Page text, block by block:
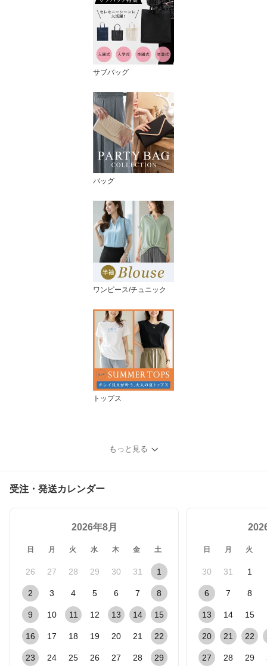
サブバッグ
バッグ
ワンピース/チュニック
トップス
もっと見る
受注・発送カレンダー
2026年8月
日 月 火 水 木 金 土
26 27 28 29 30 31 1
2 3 4 5 6 7 8
9 10 11 12 13 14 15
16 17 18 19 20 21 22
23 24 25 26 27 28 29
日 月 火
30 31 1
6 7 8
13 14 15
20 21 22
27 28 29